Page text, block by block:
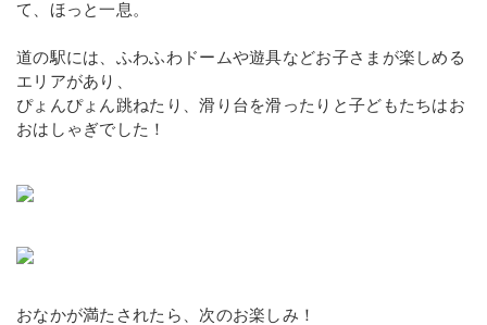
て、ほっと一息。
道の駅には、ふわふわドームや遊具などお子さまが楽しめる
エリアがあり、
ぴょんぴょん跳ねたり、滑り台を滑ったりと子どもたちはお
おはしゃぎでした！
おなかが満たされたら、次のお楽しみ！